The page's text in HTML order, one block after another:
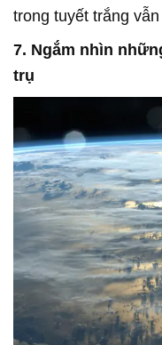
trong tuyết trắng
7. Ngắm nhìn
trụ